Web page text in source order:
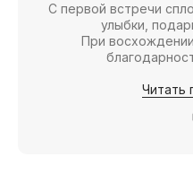
С первой встречи
улыбки,
При
Читать
УВИДЕТЬ